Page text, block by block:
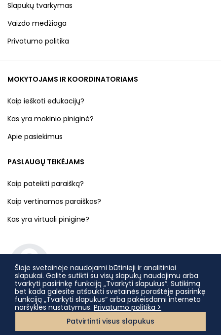
Slapukų tvarkymas
Vaizdo medžiaga
Privatumo politika
MOKYTOJAMS IR KOORDINATORIAMS
Kaip ieškoti edukacijų?
Kas yra mokinio piniginė?
Apie pasiekimus
PASLAUGŲ TEIKĖJAMS
Kaip pateikti paraišką?
Kaip vertinamos paraiškos?
Kas yra virtuali piniginė?
© 2022 Lietuvos nacionalinė Martyno Mažvydo biblioteka,
Lietuvos Respublikos Kultūros ministerija
Šioje svetainėje naudojami būtinieji ir analitiniai
slapukai. Galite sutikti su visų slapukų naudojimu arba
tvarkyti pasirinkę funkciją „Tvarkyti slapukus“. Sutikimą
bet kada galėsite atšaukti svetainės poraštėje pasirinkę
funkciją „Tvarkyti slapukus“ arba pakeisdami interneto
naršyklės nustatymus. Privatumo politika >
Patvirtinti visus slapukus